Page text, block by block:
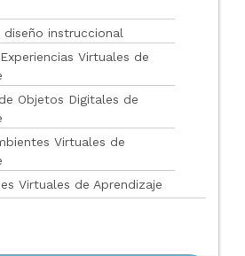
instruccional
Virtuales de
Objetos Digitales de
Virtuales de
Virtuales de Aprendizaje